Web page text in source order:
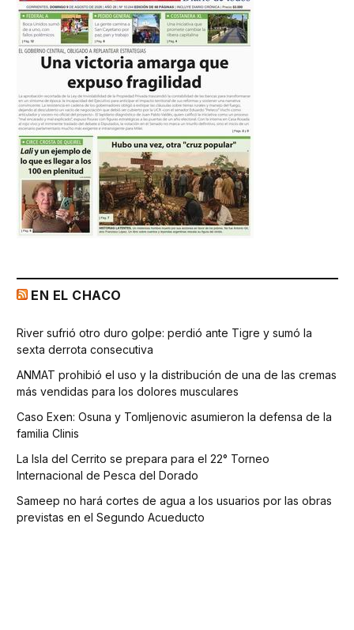
EN EL CHACO
River sufrió otro duro golpe: perdió ante Tigre y sumó la
sexta derrota consecutiva
ANMAT prohibió el uso y la distribución de una de las cremas
más vendidas para los dolores musculares
Caso Exen: Osuna y Tomljenovic asumieron la defensa de la
familia Clinis
La Isla del Cerrito se prepara para el 22° Torneo
Internacional de Pesca del Dorado
Sameep no hará cortes de agua a los usuarios por las obras
previstas en el Segundo Acueducto